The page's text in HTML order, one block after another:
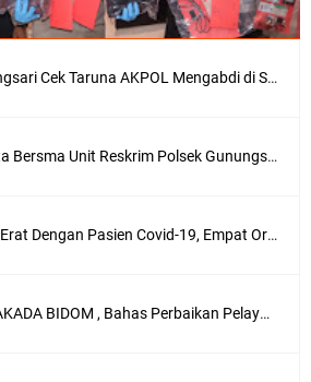
Kapolsek Gunungsari Cek Taruna AKPOL Mengabdi di SRD 4
Tim URC Polresta Bersma Unit Reskrim Polsek Gunungsari Tangkap Pelaku Curanmor
Telusuri Kontak Erat Dengan Pasien Covid-19, Empat Orang di Desa Kedaro Sekotong Dirapid
Dialog Publik GAKADA BIDOM , Bahas Perbaikan Pelayanan Medis di NTB